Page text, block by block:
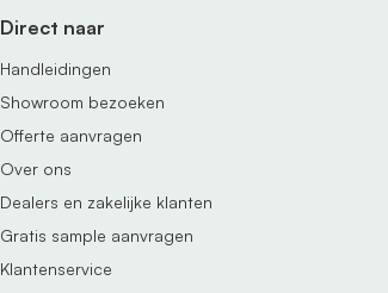
Direct naar
Handleidingen
Showroom bezoeken
Offerte aanvragen
Over ons
Dealers en zakelijke klanten
Gratis sample aanvragen
Klantenservice